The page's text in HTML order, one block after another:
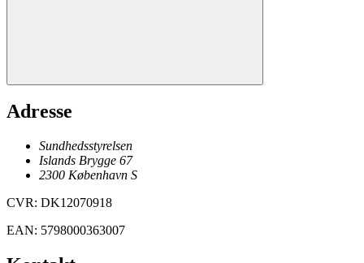
Adresse
Sundhedsstyrelsen
Islands Brygge 67
2300 København S
CVR: DK12070918
EAN: 5798000363007